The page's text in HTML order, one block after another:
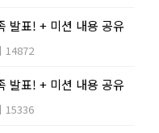
발표! + 미션 내용 공유
14872
발표! + 미션 내용 공유
15336